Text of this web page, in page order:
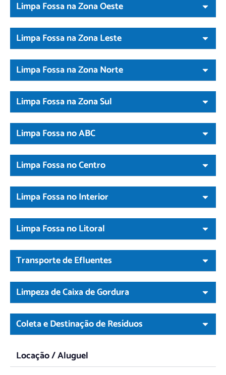
Limpa Fossa na Zona Oeste
Limpa Fossa na Zona Leste
Limpa Fossa na Zona Norte
Limpa Fossa na Zona Sul
Limpa Fossa no ABC
Limpa Fossa no Centro
Limpa Fossa no Interior
Limpa Fossa no Litoral
Transporte de Efluentes
Limpeza de Caixa de Gordura
Coleta e Destinação de Resíduos
Locação / Aluguel